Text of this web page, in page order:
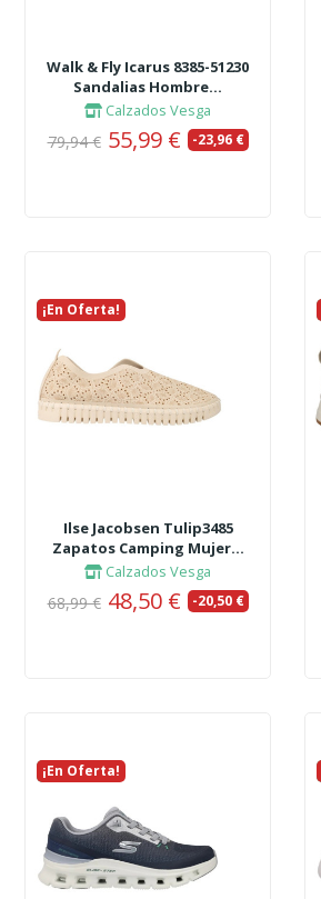
Walk & Fly Icarus 8385-51230
Sandalias Hombre...
Calzados Vesga
79,94 € 55,99 € -23,96 €
¡En Oferta!
Nuevo
Ilse Jacobsen Tulip3485
Zapatos Camping Mujer...
Calzados Vesga
68,99 € 48,50 € -20,50 €
¡En Oferta!
Nuevo